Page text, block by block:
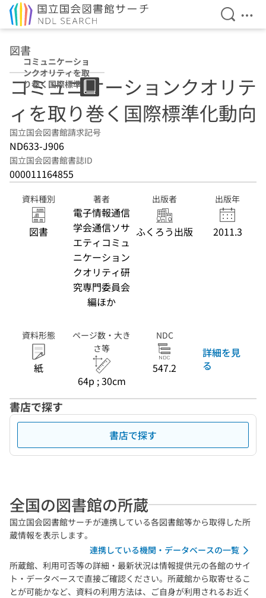
検索を
メ
図書
コミュニケーショ
ンクオリティを取
り巻く国際標準化
動向
コミュニケーションクオリテ
ィを取り巻く国際標準化動向
国立国会図書館請求記号
ND633-J906
国立国会図書館書誌ID
000011164855
資料種別
図書
著者
電子情報通信
学会通信ソサ
エティコミュ
ニケーション
クオリティ研
究専門委員会
編ほか
出版者
ふくろう出版
出版年
2011.3
資料形態
紙
ページ数・大き
さ等
64p ; 30cm
NDC
547.2
詳細を見
る
書店で探す
書店で探す
全国の図書館の所蔵
国立国会図書館サーチが連携している各図書館等から取得した所
蔵情報を表示します。
連携している機関・データベースの一覧
所蔵館、利用可否等の詳細・最新状況は情報提供元の各館のサイ
ト・データベースで直接ご確認ください。所蔵館から取寄せるこ
とが可能かなど、資料の利用方法は、ご自身が利用されるお近く